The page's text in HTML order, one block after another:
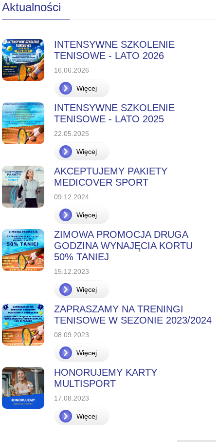
Aktualności
INTENSYWNE SZKOLENIE
TENISOWE - LATO 2026
16.06.2026
Więcej
INTENSYWNE SZKOLENIE
TENISOWE - LATO 2025
22.05.2025
Więcej
AKCEPTUJEMY PAKIETY
MEDICOVER SPORT
09.12.2024
Więcej
ZIMOWA PROMOCJA DRUGA
GODZINA WYNAJĘCIA KORTU
50% TANIEJ
15.12.2023
Więcej
ZAPRASZAMY NA TRENINGI
TENISOWE W SEZONIE 2023/2024
08.09.2023
Więcej
HONORUJEMY KARTY
MULTISPORT
17.08.2023
Więcej